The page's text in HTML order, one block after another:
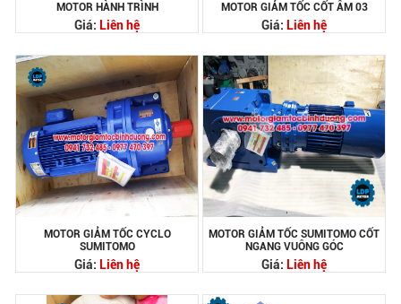
MOTOR HÀNH TRÌNH
Giá: Liên hệ
MOTOR GIẢM TỐC CỐT ÂM 03
Giá: Liên hệ
MOTOR GIẢM TỐC CYCLO
SUMITOMO
Giá: Liên hệ
MOTOR GIẢM TỐC SUMITOMO CỐT
NGANG VUÔNG GÓC
Giá: Liên hệ